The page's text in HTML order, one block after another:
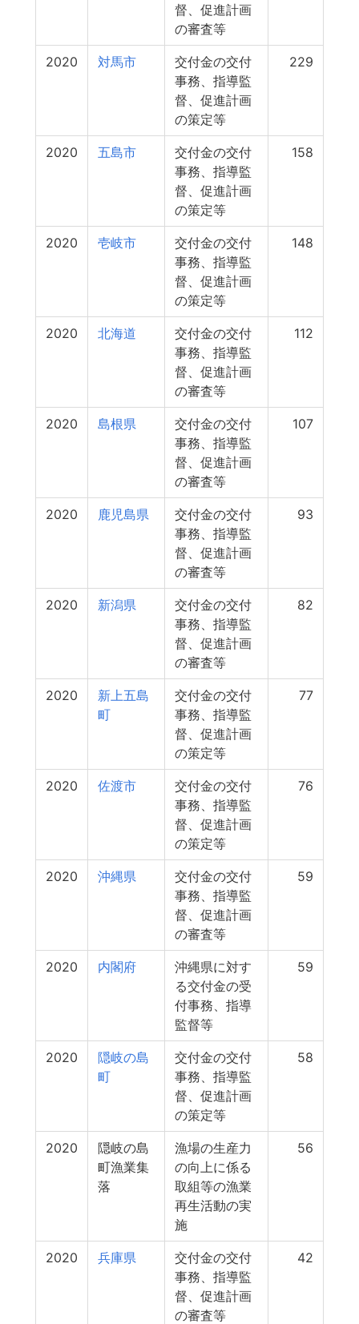
督、促進計画
の審査等
2020 対馬市
交付金の交付
事務、指導監
督、促進計画
の策定等
229
2020 五島市
交付金の交付
事務、指導監
督、促進計画
の策定等
158
2020 壱岐市
交付金の交付
事務、指導監
督、促進計画
の策定等
148
2020 北海道
交付金の交付
事務、指導監
督、促進計画
の審査等
112
2020 島根県
交付金の交付
事務、指導監
督、促進計画
の審査等
107
2020 鹿児島県
交付金の交付
事務、指導監
督、促進計画
の審査等
93
2020 新潟県
交付金の交付
事務、指導監
督、促進計画
の審査等
82
2020
新上五島
町
交付金の交付
事務、指導監
督、促進計画
の策定等
77
2020 佐渡市
交付金の交付
事務、指導監
督、促進計画
の策定等
76
2020 沖縄県
交付金の交付
事務、指導監
督、促進計画
の審査等
59
2020 内閣府
沖縄県に対す
る交付金の受
付事務、指導
監督等
59
2020
隠岐の島
町
交付金の交付
事務、指導監
督、促進計画
の策定等
58
2020
隠岐の島
町漁業集
落
漁場の生産力
の向上に係る
取組等の漁業
再生活動の実
施
56
2020 兵庫県
交付金の交付
事務、指導監
督、促進計画
の審査等
42